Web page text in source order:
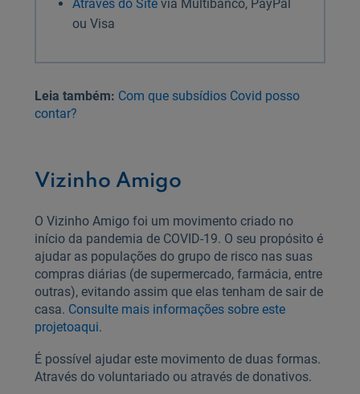
Através do Site via Multibanco, PayPal
ou Visa
Leia também: Com que subsídios Covid posso
contar?
Vizinho Amigo
O Vizinho Amigo foi um movimento criado no
início da pandemia de COVID-19. O seu propósito é
ajudar as populações do grupo de risco nas suas
compras diárias (de supermercado, farmácia, entre
outras), evitando assim que elas tenham de sair de
casa. Consulte mais informações sobre este
projetoaqui.
É possível ajudar este movimento de duas formas.
Através do voluntariado ou através de donativos.